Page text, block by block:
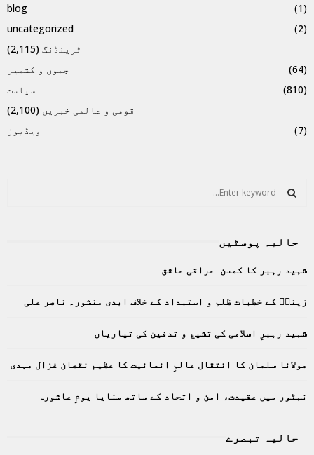
blog
(1)
uncategorized
(2)
ٹرینڈنگ (2,115)
جموں و کشمیر
(64)
سیاست
(810)
قومی و عالمی خبریں (2,100)
ویڈیوز
(7)
f
r
E
A
R
C
H
حالیہ پوسٹیں
شہید رہبر کا کمسن عراقی عاشق
زینبؑ کے خطبات ظلم و استبداد کے خلاف ابدی منشور۔ ناصر علی
شہید رہبرِ اسلامی کی تشیع و تدفین کی تیاریاں
مولانا سلمان کا انتقال عالمِ انسانیت کا عظیم نقصان غزال مہدی
نہٹور میں عقیدت، امن و اتحاد کے ساتھ منایا یومِ عاشورہ
حالیہ تبصرے